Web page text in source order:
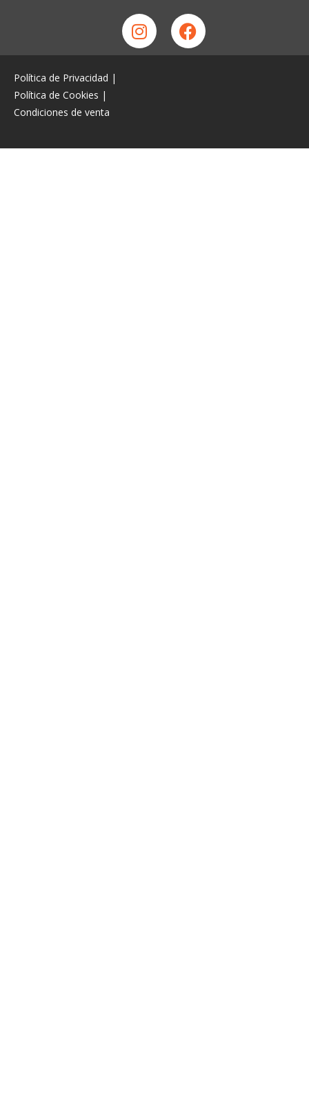
Política de Privacidad |
Política de Cookies |
Condiciones de venta